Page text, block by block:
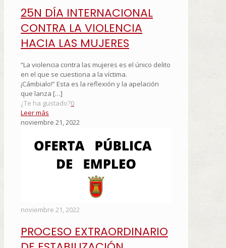
25N DÍA INTERNACIONAL
CONTRA LA VIOLENCIA
HACIA LAS MUJERES
“La violencia contra las mujeres es el único delito
en el que se cuestiona a la víctima.
¡Cámbialo!” Esta es la reflexión y la apelación
que lanza […]
¿Te ha gustado?0
Leer más
noviembre 21, 2022
noviembre 21, 2022
PROCESO EXTRAORDINARIO